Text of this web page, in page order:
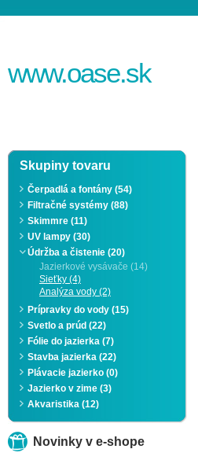
www.oase.sk
Skupiny tovaru
Čerpadlá a fontány (54)
Filtračné systémy (88)
Skimmre (11)
UV lampy (30)
Údržba a čistenie (20)
Jazierkové vysávače (14)
Sieťky (4)
Analýza vody (2)
Prípravky do vody (15)
Svetlo a prúd (22)
Fólie do jazierka (7)
Stavba jazierka (22)
Plávacie jazierko (0)
Jazierko v zime (3)
Akvaristika (12)
Novinky v e-shope